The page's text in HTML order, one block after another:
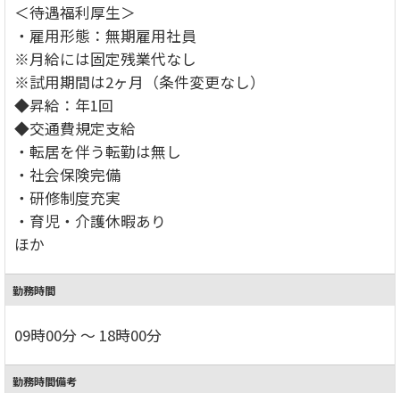
＜待遇福利厚生＞
・雇用形態：無期雇用社員
※月給には固定残業代なし
※試用期間は2ヶ月（条件変更なし）
◆昇給：年1回
◆交通費規定支給
・転居を伴う転勤は無し
・社会保険完備
・研修制度充実
・育児・介護休暇あり
ほか
勤務時間
09時00分 ～ 18時00分
勤務時間備考